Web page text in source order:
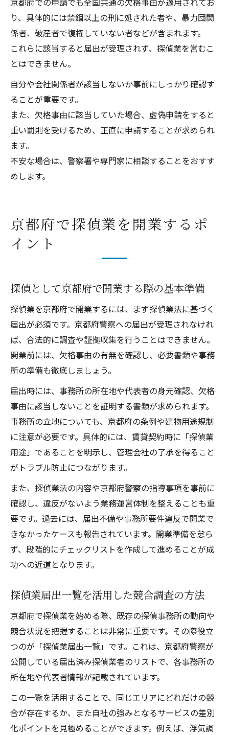
り、具体的には禁錮以上の刑に処された者や、暴力団関
係者、破産者で復権していない者などが含まれます。
これらに該当すると届出が受理されず、探偵業を営むこ
とはできません。
自分や会社関係者が該当しないか事前にしっかり確認す
ることが重要です。
また、欠格事由に該当していた場合、虚偽申請をすると
重い罰則を受けるため、正直に申請することが求められ
ます。
不安な場合は、警察署や専門家に相談することをおすす
めします。
京都府で探偵業を開業するポ
イント
探偵として京都府で開業する際の基本準備
探偵業を京都府で開業するには、まず探偵業法に基づく
届出が必須です。京都府警察への届出が受理されなけれ
ば、合法的に調査や証拠収集を行うことはできません。
開業前には、欠格事由の有無を確認し、必要書類や事務
所の準備も徹底しましょう。
届出時には、事務所の所在地や代表者の身元確認、欠格
事由に該当しないことを証明する書類が求められます。
事務所の立地についても、京都府の条例や建物用途規制
に注意が必要です。具体的には、賃貸契約時に「探偵業
用途」であることを明示し、管理会社の了承を得ること
がトラブル防止につながります。
また、探偵業法の内容や京都府警察の指導事項を事前に
確認し、違反がないよう業務運営体制を整えることも重
要です。過去には、届出不備や事務所要件違反で開業で
きなかったケースも報告されています。開業準備を怠ら
ず、段階的にチェックリストを作成して進めることが成
功への近道となります。
探偵業届出一覧を活用した競合調査の方法
京都府で探偵業を始める際、既存の探偵事務所の動向や
競合状況を把握することは非常に重要です。その際役立
つのが「探偵業届出一覧」です。これは、京都府警察が
公開している届出済み探偵業者のリストで、各事務所の
所在地や代表者情報が記載されています。
この一覧を活用することで、同じエリアにどれだけの競
合が存在するか、また自社の強みとなるサービスの差別
化ポイントを見極めることができます。例えば、浮気調